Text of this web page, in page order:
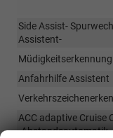
Side Assist-
Assistent-
Müdigkeitserkennung
Anfahrhilfe Assistent
ACC adaptive
-